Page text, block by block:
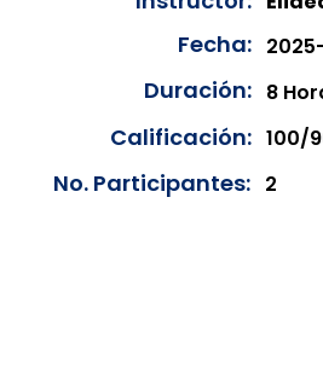
Fecha:
Duración: 8
Calificación: 100/
No. Participantes: 2